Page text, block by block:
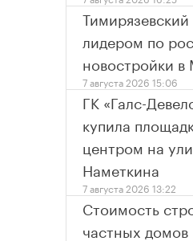
лидером по
новостройки в
7 августа 2026 15:06
ГК «Галс-
купила
центром на
Наметкина
7 августа 2026 13:22
Стоимость
частных